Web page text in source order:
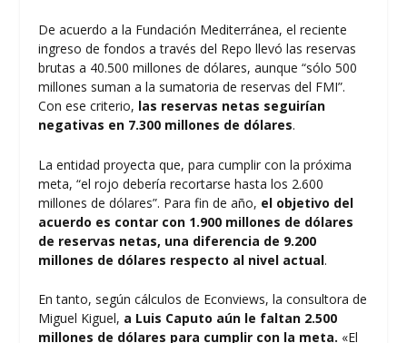
De acuerdo a la Fundación Mediterránea, el reciente
ingreso de fondos a través del Repo llevó las reservas
brutas a 40.500 millones de dólares, aunque “sólo 500
millones suman a la sumatoria de reservas del FMI”.
Con ese criterio, las reservas netas seguirían
negativas en 7.300 millones de dólares.
La entidad proyecta que, para cumplir con la próxima
meta, “el rojo debería recortarse hasta los 2.600
millones de dólares”. Para fin de año, el objetivo del
acuerdo es contar con 1.900 millones de dólares
de reservas netas, una diferencia de 9.200
millones de dólares respecto al nivel actual.
En tanto, según cálculos de Econviews, la consultora de
Miguel Kiguel, a Luis Caputo aún le faltan 2.500
millones de dólares para cumplir con la meta. «El